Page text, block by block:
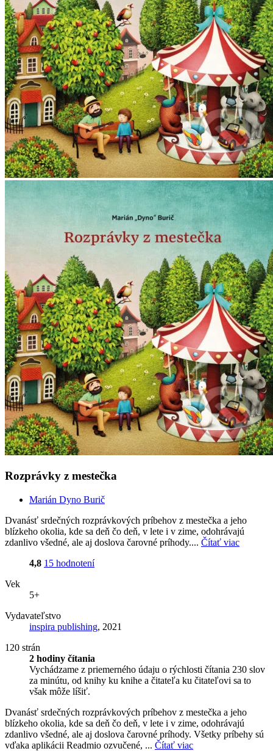
Rozprávky z mestečka
Marián Dyno Burič
Dvanásť srdečných rozprávkových príbehov z mestečka a jeho
blízkeho okolia, kde sa deň čo deň, v lete i v zime, odohrávajú
zdanlivo všedné, ale aj doslova čarovné príhody.... Čítať viac
4,8 15 hodnotení
Vek
5+
Vydavateľstvo
inspira publishing, 2021
120 strán
2 hodiny čítania
Vychádzame z priemerného údaju o rýchlosti čítania 230 slov
za minútu, od knihy ku knihe a čitateľa ku čitateľovi sa to
však môže líšiť.
Dvanásť srdečných rozprávkových príbehov z mestečka a jeho
blízkeho okolia, kde sa deň čo deň, v lete i v zime, odohrávajú
zdanlivo všedné, ale aj doslova čarovné príhody. Všetky príbehy sú
vďaka aplikácii Readmio ozvučené, ... Čítať viac